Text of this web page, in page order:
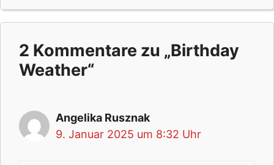
2 Kommentare zu „Birthday
Weather“
Angelika Rusznak
9. Januar 2025 um 8:32 Uhr